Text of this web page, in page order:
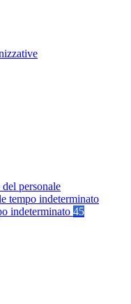
personale
tempo indeterminato
indeterminato 45